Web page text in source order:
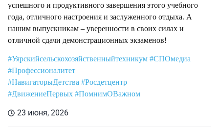
успешного и продуктивного завершения этого учебного
года, отличного настроения и заслуженного отдыха. А
нашим выпускникам – уверенности в своих силах и
отличной сдачи демонстрационных экзаменов!
#Уярскийсельскохозяйственныйтехникум #СПОмедиа
#Профессионалитет
#НавигаторыДетства #Росдетцентр
#ДвижениеПервых #ПомнимОВажном
23 июня, 2026